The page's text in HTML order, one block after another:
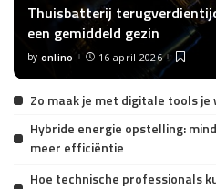
Thuisbatterij
een gemiddeld gezin
Posted
by onlino 16 april 2026
Zo maak je met digitale tools
Hybride energie opstelling:
meer efficiëntie
Hoe technische professionals